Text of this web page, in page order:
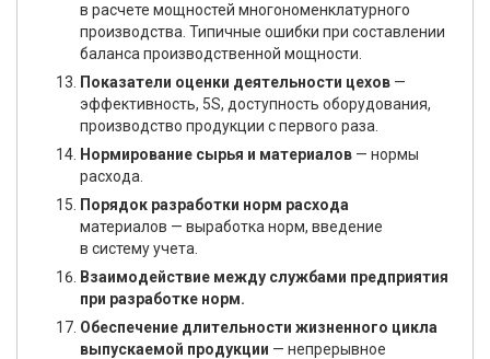
в расчете мощностей многономенклатурного
производства. Типичные ошибки при составлении
баланса производственной мощности.
Показатели оценки деятельности цехов —
эффективность, 5S, доступность оборудования,
производство продукции с первого раза.
Нормирование сырья и материалов — нормы
расхода.
Порядок разработки норм расхода
материалов — выработка норм, введение
в систему учета.
Взаимодействие между службами предприятия
при разработке норм.
Обеспечение длительности жизненного цикла
выпускаемой продукции — непрерывное